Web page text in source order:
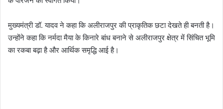
मुख्यमंत्री डॉ. यादव ने कहा कि अलीराजपुर की प्राकृतिक छटा देखते ही बनती है।
उन्होंने कहा कि नर्मदा मैया के किनारे बांध बनाने से अलीराजपुर क्षेत्र में सिंचित भूमि
का रकबा बढ़ा है और आर्थिक समृद्धि आई है।